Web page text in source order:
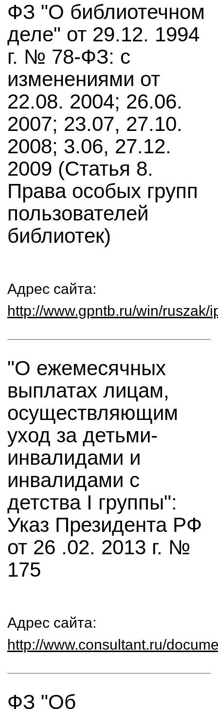
ФЗ "О библиотечном
деле" от 29.12. 1994
г. № 78-ФЗ: с
изменениями от
22.08. 2004; 26.06.
2007; 23.07, 27.10.
2008; 3.06, 27.12.
2009 (Статья 8.
Права особых групп
пользователей
библиотек)
Адрес сайта:
http://www.gpntb.ru/win/ruszak/
"О ежемесячных
выплатах лицам,
осуществляющим
уход за детьми-
инвалидами и
инвалидами с
детства I группы":
Указ Президента РФ
от 26 .02. 2013 г. №
175
Адрес сайта:
http://www.consultant.ru/
ФЗ "Об